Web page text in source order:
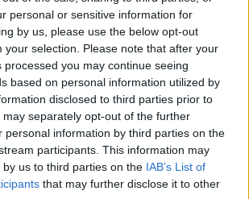
personal or sensitive information for
by us, please use the below opt-out
your selection. Please note that after your
processed you may continue seeing
based on personal information utilized by
disclosed to third parties prior to
separately opt-out of the further
personal information by third parties on the
participants. This information may
us to third parties on the IAB’s List of
that may further disclose it to other
to dotyczy nie tylko powołań do
zakonnego, ale też innych
– ludzie coraz później wchodzą w
później decydują się na dzieci.
Wpływ ma na to edukacja,
okres studiowania, zdobywania
nie jest coś, czemu trzeba się dziwić –
naszych czasów. Dlatego rozeznawanie
przychodzi później. Ale to nie